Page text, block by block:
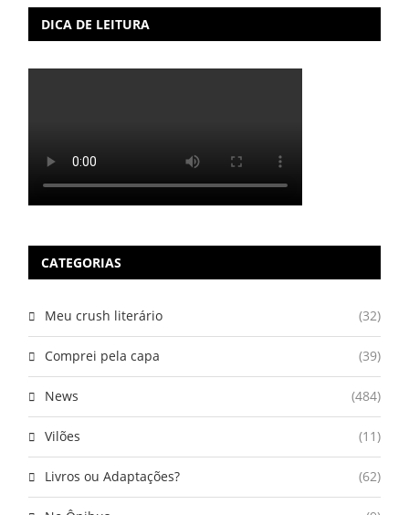
DICA DE LEITURA
CATEGORIAS
Meu crush literário (32)
Comprei pela capa (39)
News (484)
Vilões (11)
Livros ou Adaptações? (62)